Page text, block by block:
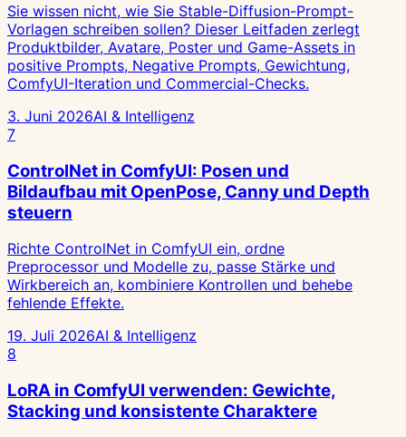
Sie wissen nicht, wie Sie Stable-Diffusion-Prompt-
Vorlagen schreiben sollen? Dieser Leitfaden zerlegt
Produktbilder, Avatare, Poster und Game-Assets in
positive Prompts, Negative Prompts, Gewichtung,
ComfyUI-Iteration und Commercial-Checks.
3. Juni 2026AI & Intelligenz
7
ControlNet in ComfyUI: Posen und
Bildaufbau mit OpenPose, Canny und Depth
steuern
Richte ControlNet in ComfyUI ein, ordne
Preprocessor und Modelle zu, passe Stärke und
Wirkbereich an, kombiniere Kontrollen und behebe
fehlende Effekte.
19. Juli 2026AI & Intelligenz
8
LoRA in ComfyUI verwenden: Gewichte,
Stacking und konsistente Charaktere